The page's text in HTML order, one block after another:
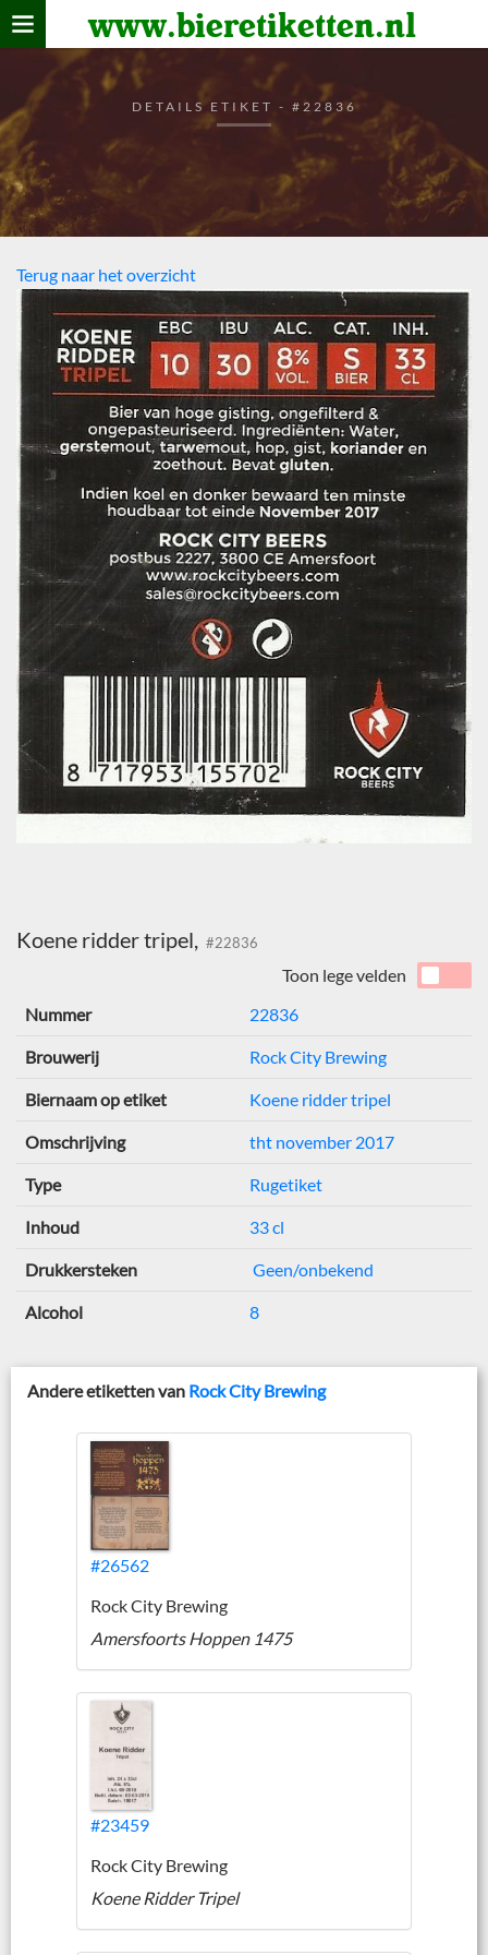
www.bieretiketten.nl
Home
verzamelen
De bierkaart
Bezoekers
DETAILS ETIKET - #22836
Terug naar het overzicht
Koene ridder tripel, #22836
Toon lege velden
Nummer
22836
Brouwerij Rock City Brewing
Biernaam op etiket Koene ridder tripel
Omschrijving tht november 2017
Type Rugetiket
Inhoud 33 cl
Drukkersteken Geen/onbekend
Alcohol 8
Andere etiketten van Rock City Brewing
#26562
Rock City Brewing
Amersfoorts Hoppen 1475
#23459
Rock City Brewing
Koene Ridder Tripel